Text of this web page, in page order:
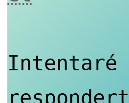
Intentaré